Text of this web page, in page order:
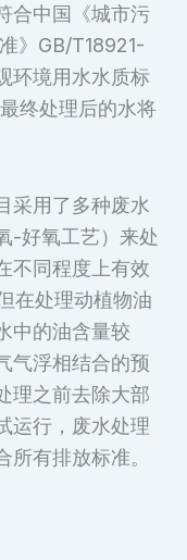
合中国《城市污
》GB/T18921-
环境用水水质标
终处理后的水将
采用了多种废水
-好氧工艺）来处
不同程度上有效
在处理动植物油
中的油含量较
气浮相结合的预
理之前去除大部
运行，废水处理
有排放标准。